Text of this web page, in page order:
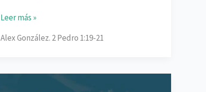
Lo
seguro
Leer más »
Alex González. 2 Pedro 1:19-21